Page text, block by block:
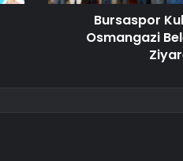
Bursaspor
Osmangazi